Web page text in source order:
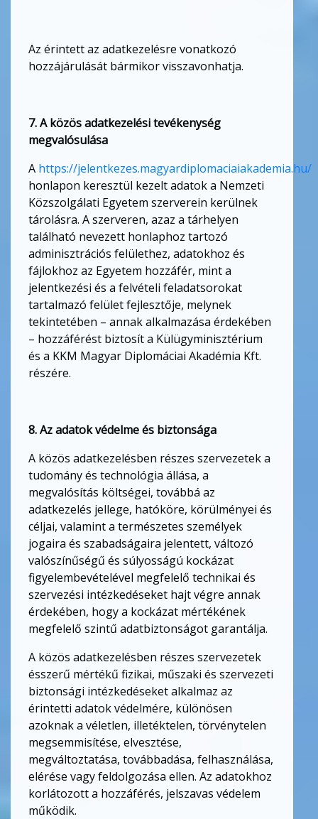
Az érintett az adatkezelésre vonatkozó
hozzájárulását bármikor visszavonhatja.
7. A közös adatkezelési tevékenység
megvalósulása
A https://jelentkezes.magyardiplomaciaiakademia.hu/
honlapon keresztül kezelt adatok a Nemzeti
Közszolgálati Egyetem szerverein kerülnek
tárolásra. A szerveren, azaz a tárhelyen
található nevezett honlaphoz tartozó
adminisztrációs felülethez, adatokhoz és
fájlokhoz az Egyetem hozzáfér, mint a
jelentkezési és a felvételi feladatsorokat
tartalmazó felület fejlesztője, melynek
tekintetében – annak alkalmazása érdekében
– hozzáférést biztosít a Külügyminisztérium
és a KKM Magyar Diplomáciai Akadémia Kft.
részére.
8. Az adatok védelme és biztonsága
A közös adatkezelésben részes szervezetek a
tudomány és technológia állása, a
megvalósítás költségei, továbbá az
adatkezelés jellege, hatóköre, körülményei és
céljai, valamint a természetes személyek
jogaira és szabadságaira jelentett, változó
valószínűségű és súlyosságú kockázat
figyelembevételével megfelelő technikai és
szervezési intézkedéseket hajt végre annak
érdekében, hogy a kockázat mértékének
megfelelő szintű adatbiztonságot garantálja.
A közös adatkezelésben részes szervezetek
ésszerű mértékű fizikai, műszaki és szervezeti
biztonsági intézkedéseket alkalmaz az
érintetti adatok védelmére, különösen
azoknak a véletlen, illetéktelen, törvénytelen
megsemmisítése, elvesztése,
megváltoztatása, továbbadása, felhasználása,
elérése vagy feldolgozása ellen. Az adatokhoz
korlátozott a hozzáférés, jelszavas védelem
működik.